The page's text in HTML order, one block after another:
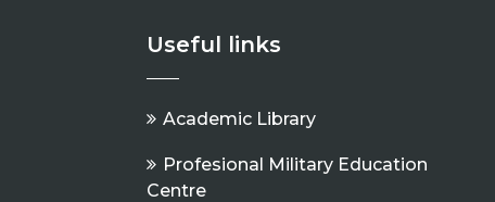
Useful links
Academic Library
Profesional Military Education
Centre